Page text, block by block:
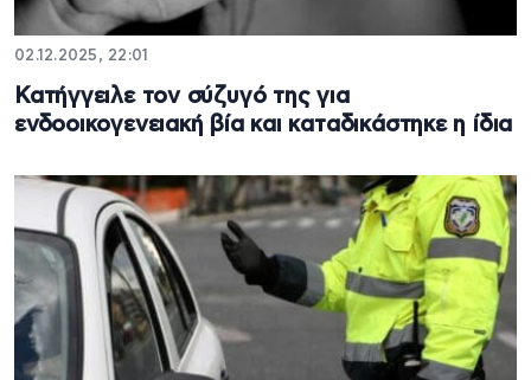
02.12.2025, 22:01
Κατήγγειλε τον σύζυγό της για
ενδοοικογενειακή βία και καταδικάστηκε η ίδια